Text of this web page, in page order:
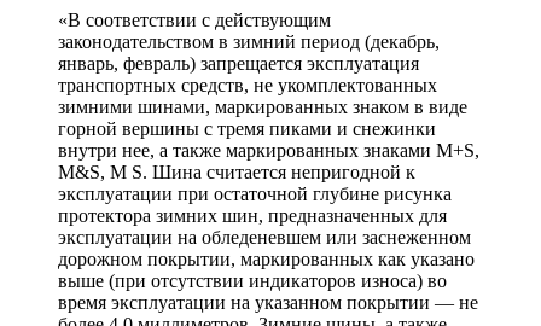
«В соответствии с действующим
законодательством в зимний период (декабрь,
январь, февраль) запрещается эксплуатация
транспортных средств, не укомплектованных
зимними шинами, маркированных знаком в виде
горной вершины с тремя пиками и снежинки
внутри нее, а также маркированных знаками М+S,
M&S, M S. Шина считается непригодной к
эксплуатации при остаточной глубине рисунка
протектора зимних шин, предназначенных для
эксплуатации на обледеневшем или заснеженном
дорожном покрытии, маркированных как указано
выше (при отсутствии индикаторов износа) во
время эксплуатации на указанном покрытии — не